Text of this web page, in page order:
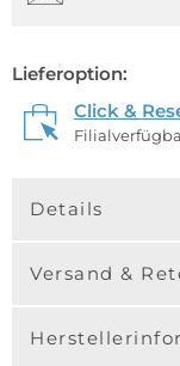
Lieferoption:
Click &
Details
Versand &